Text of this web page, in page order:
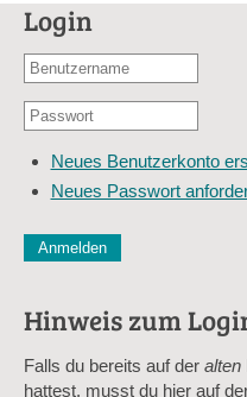
Login
Benutzername
E-
Adresse
Passwort
Neues Benutzerkonto
Neues Passwort
Diese Sicherheitsfrage
Sag mir nicht, wie viele
Hinweis zum
Falls du bereits auf der alten
hattest, musst du hier auf